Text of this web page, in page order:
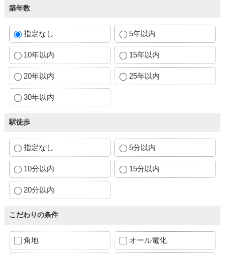
築年数
指定なし 5年以内
10年以内 15年以内
20年以内 25年以内
30年以内
駅徒歩
指定なし 5分以内
10分以内 15分以内
20分以内
こだわりの条件
角地 オール電化